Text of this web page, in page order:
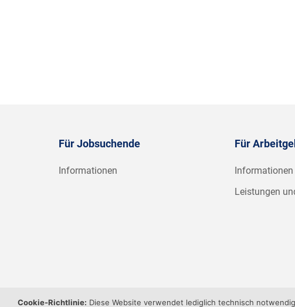
Für Jobsuchende
Informationen
Für
Informationen
Leistungen
Cookie-Richtlinie: Diese Website verwendet lediglich technisch